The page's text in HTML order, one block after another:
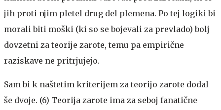
jih proti njim pletel drug del plemena. Po tej logiki bi
morali biti moški (ki so se bojevali za prevlado) bolj
dovzetni za teorije zarote, temu pa empirične
raziskave ne pritrjujejo.
Sam bi k naštetim kriterijem za teorijo zarote dodal
še dvoje. (6) Teorija zarote ima za seboj fanatične